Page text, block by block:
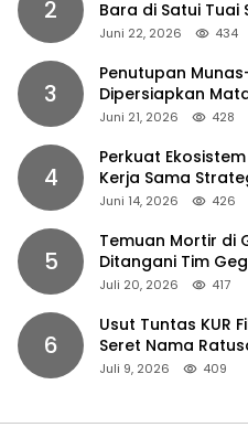
2
Bara di Satui Tuai
Juni 22, 2026 434
3
Penutupan
Dipersiapkan
Juni 21, 2026 428
4
Perkuat
Kerja Sama
Juni 14, 2026 426
5
Temuan Mortir di
Ditangani Tim
Juli 20, 2026 417
6
Usut Tuntas KUR
Seret Nama
Juli 9, 2026 409